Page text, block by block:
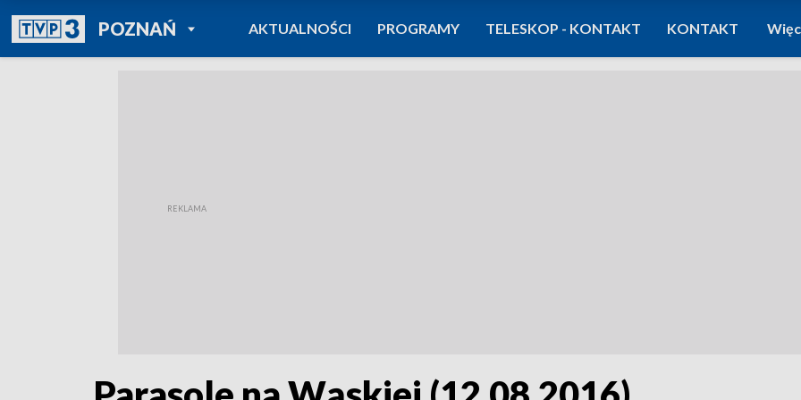
POZNAŃPOWRÓT DO
TVP REGIONY
AKTUALNOŚCI PROGRAMY TELESKOP - KONTAKT KONTAKT